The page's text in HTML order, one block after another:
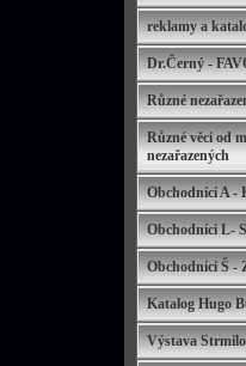
reklamy a
Dr.Černý -
Různé
Různé věci od
nezařazených
Obchodníci A -
Obchodníci L- S
Obchodníci Š -
Katalog Hugo
Výstava